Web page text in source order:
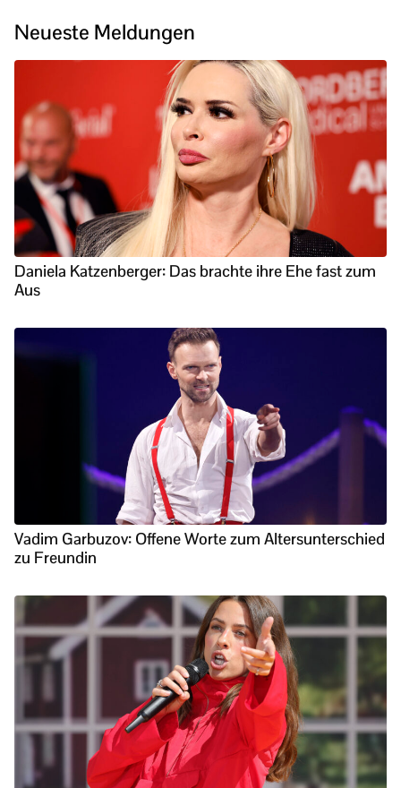
Neueste Meldungen
Daniela Katzenberger: Das brachte ihre Ehe fast zum
Aus
Vadim Garbuzov: Offene Worte zum Altersunterschied
zu Freundin